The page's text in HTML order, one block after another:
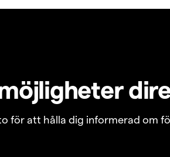
för att hålla dig informerad om